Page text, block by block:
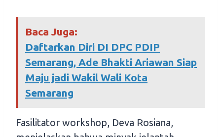
Baca Juga:
Daftarkan Diri DI DPC PDIP
Semarang, Ade Bhakti Ariawan Siap
Maju jadi Wakil Wali Kota
Semarang
Fasilitator workshop, Deva Rosiana,